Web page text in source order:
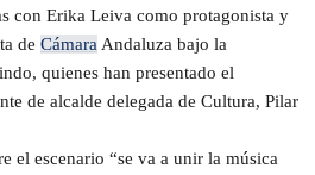
con Erika Leiva como protagonista y
de Cámara Andaluza bajo la
quienes han presentado el
de alcalde delegada de Cultura, Pilar
el escenario “se va a unir la música